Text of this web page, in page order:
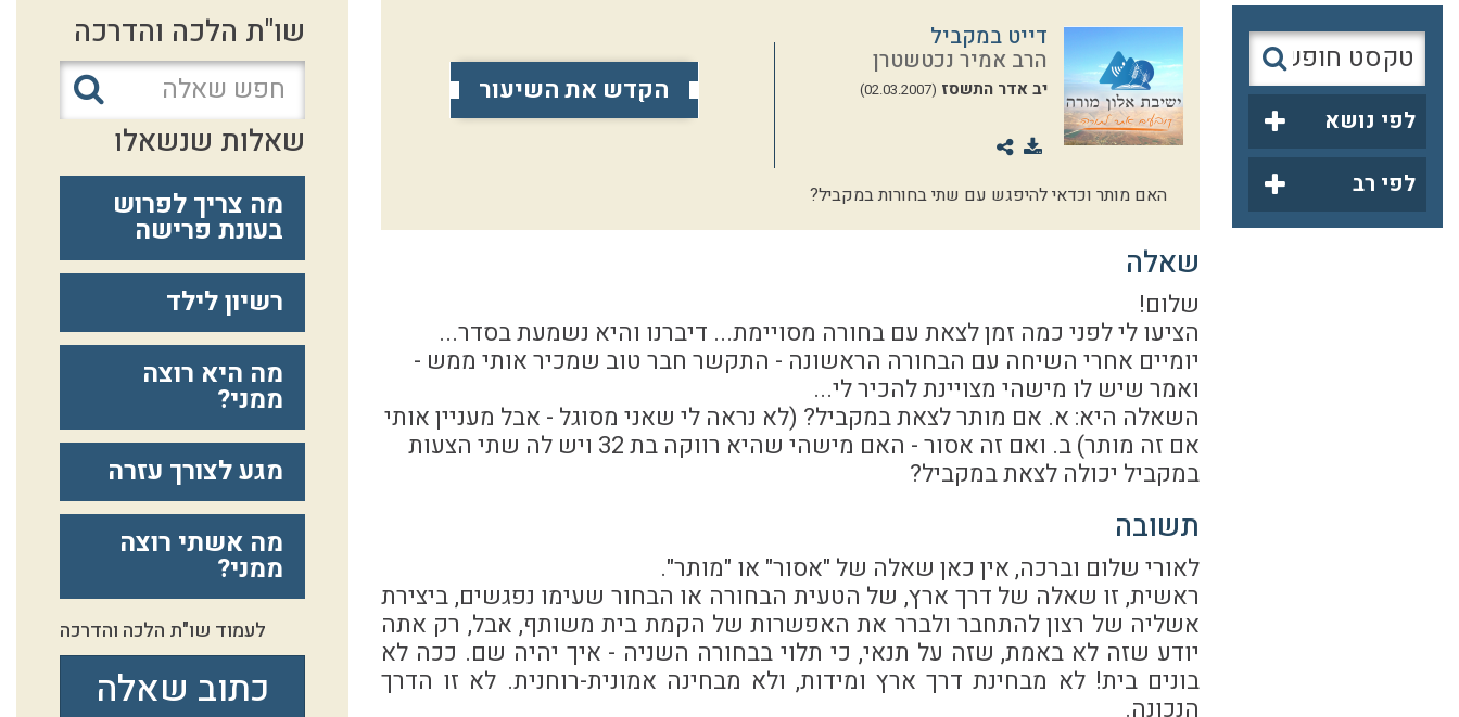
לפי נושא
לפי רב
דייט במקביל
הרב אמיר נכטשטרן
יב אדר התשסז (02.03.2007) הקדש את השיעור
האם מותר וכדאי להיפגש עם שתי בחורות במקביל?
שאלה
שלום!
הציעו לי לפני כמה זמן לצאת עם בחורה מסויימת... דיברנו והיא נשמעת בסדר...
יומיים אחרי השיחה עם הבחורה הראשונה - התקשר חבר טוב שמכיר אותי ממש -
ואמר שיש לו מישהי מצויינת להכיר לי...
השאלה היא: א. אם מותר לצאת במקביל? (לא נראה לי שאני מסוגל - אבל מעניין אותי
אם זה מותר) ב. ואם זה אסור - האם מישהי שהיא רווקה בת 32 ויש לה שתי הצעות
במקביל יכולה לצאת במקביל?
תשובה
לאורי שלום וברכה, אין כאן שאלה של "אסור" או "מותר".
ראשית, זו שאלה של דרך ארץ, של הטעית הבחורה או הבחור שעימו נפגשים, ביצירת
אשליה של רצון להתחבר ולברר את האפשרות של הקמת בית משותף, אבל, רק אתה
יודע שזה לא באמת, שזה על תנאי, כי תלוי בבחורה השניה - איך יהיה שם. ככה לא
בונים בית! לא מבחינת דרך ארץ ומידות, ולא מבחינה אמונית-רוחנית. לא זו הדרך
הנכונה.
שו"ת הלכה והדרכה
שאלות שנשאלו
מה צריך לפרוש
בעונת פרישה
רשיון לילד
מה היא רוצה
ממני?
מגע לצורך עזרה
מה אשתי רוצה
ממני?
לעמוד שו"ת הלכה והדרכה
כתוב שאלה